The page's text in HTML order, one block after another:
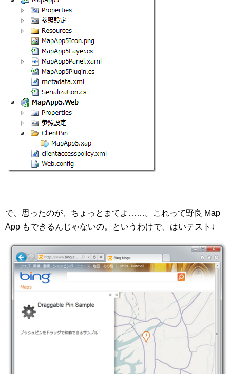
で、思ったのが、ちょっとまてよ……。これって野良 Map
App もできるんじゃないの。というわけで、はいテスト↓